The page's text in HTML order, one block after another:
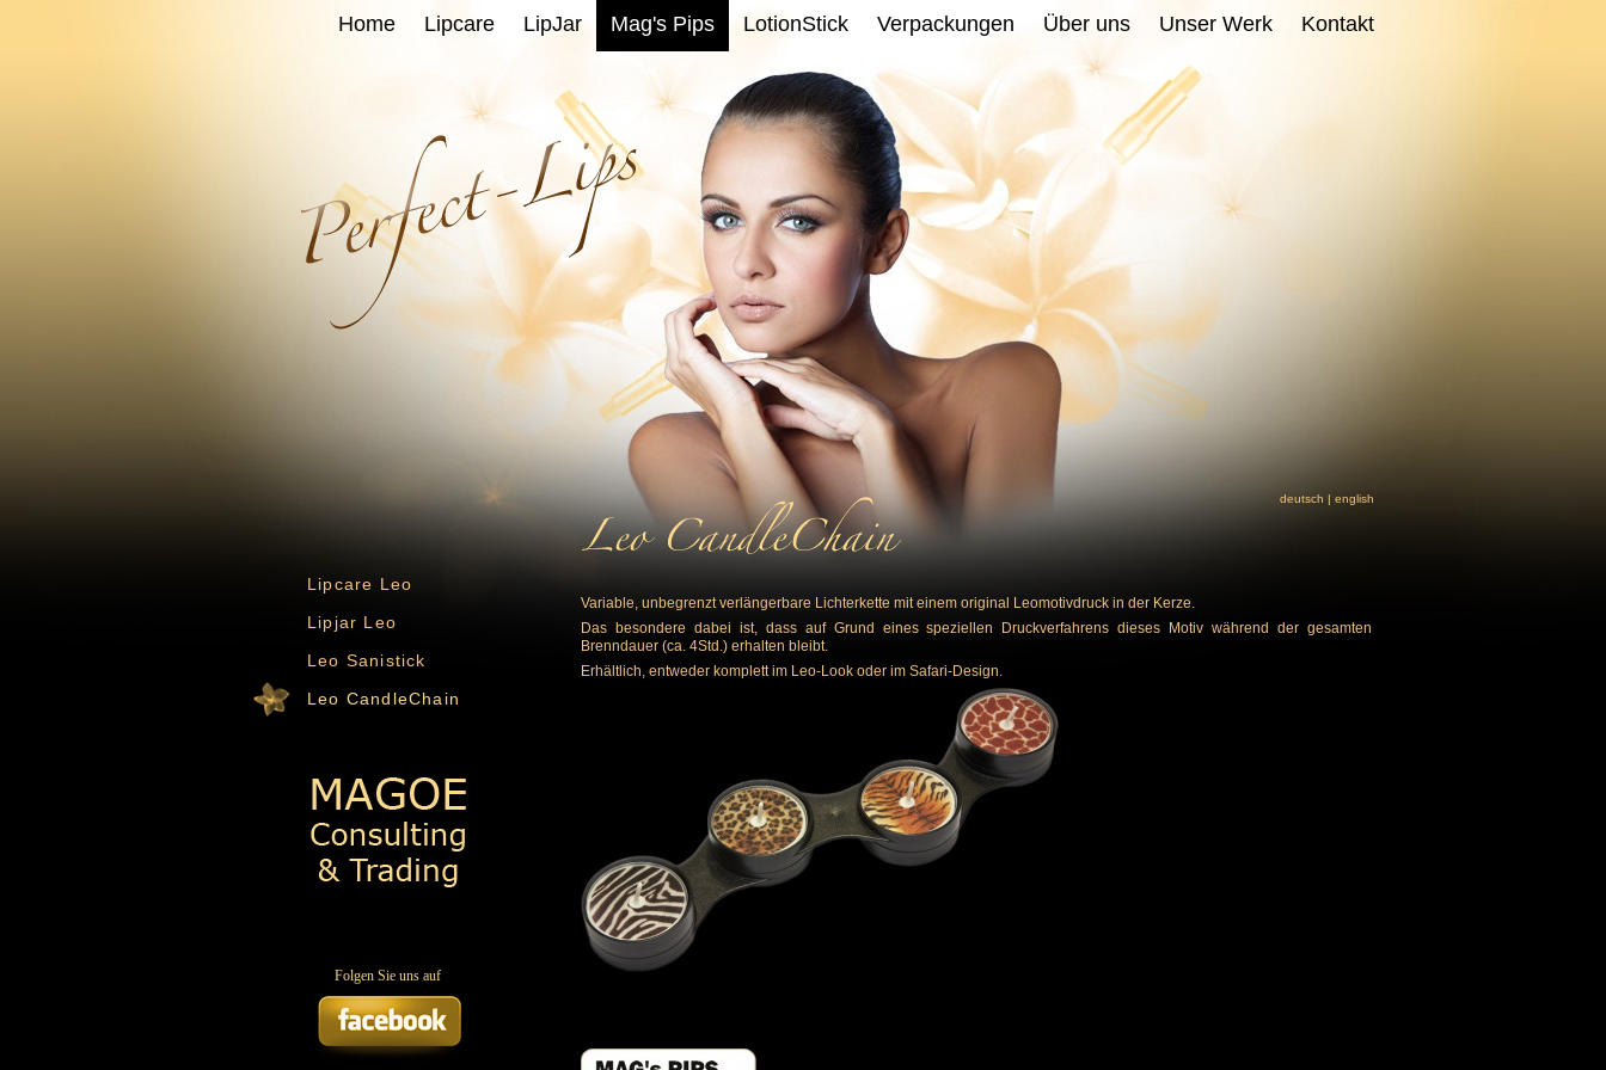
Home Lipcare LipJar Mag's Pips LotionStick Verpackungen Über uns Unser Werk Kontakt
deutsch | english
Lipcare Leo
Lipjar Leo
Leo Sanistick
Leo CandleChain
Folgen Sie uns auf
Variable, unbegrenzt verlängerbare Lichterkette mit einem original Leomotivdruck in der Kerze.
Das besondere dabei ist, dass auf Grund eines speziellen Druckverfahrens dieses Motiv während der gesamten
Brenndauer (ca. 4Std.) erhalten bleibt.
Erhältlich, entweder komplett im Leo-Look oder im Safari-Design.